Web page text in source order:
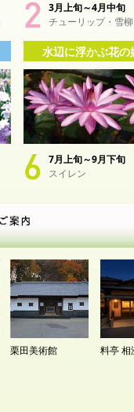
3月上旬～4月中旬
チューリップ・雪
水辺に浮かぶ花の
7月上旬～9月下旬
スイレン
栗田美術館 料亭 相